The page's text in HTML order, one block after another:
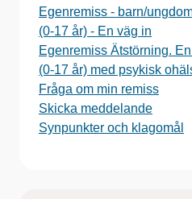
Egenremiss - barn/
(0-17 år) - En väg in
Egenremiss Ätstörning.
(0-17 år) med psykisk
Fråga om min remiss
Skicka meddelande
Synpunkter och klagomål